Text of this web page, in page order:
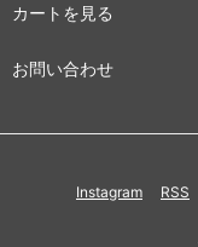
カートを見る
お問い合わせ
Instagram RSS